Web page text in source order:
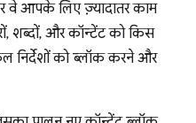
वे आपके लिए ज़्यादातर काम
शब्दों, और कॉन्टेंट को किस
निर्देशों को ब्लॉक करने और